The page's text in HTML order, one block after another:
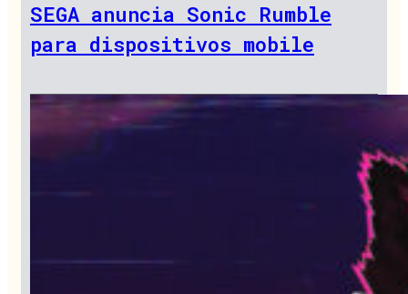
SEGA anuncia Sonic Rumble
para dispositivos mobile